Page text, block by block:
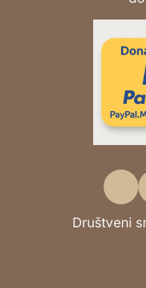
Društveni